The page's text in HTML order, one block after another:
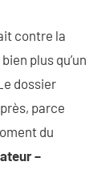
contre la
plus qu’un
dossier
parce
du
–